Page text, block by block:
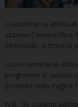
L’iscrizione va
sezione Carriera/Altre
interessati, si trova la
I corsi seminariali
programmi di ciascun
presente nella Pagina
N.B.: Gli studenti